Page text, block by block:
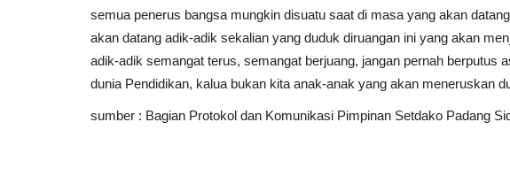
semua penerus bangsa mungkin disuatu saat di masa yang akan
akan datang adik-adik sekalian yang duduk diruangan ini yang akan
adik-adik semangat terus, semangat berjuang, jangan pernah berputus
dunia Pendidikan, kalua bukan kita anak-anak yang akan meneruskan
sumber : Bagian Protokol dan Komunikasi Pimpinan Setdako Padang